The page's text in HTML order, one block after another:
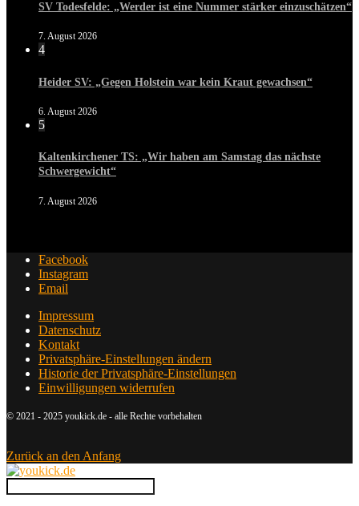
SV Todesfelde: „Werder ist eine Nummer stärker einzuschätzen“
7. August 2026
4
Heider SV: „Gegen Holstein war kein Kraut gewachsen“
6. August 2026
5
Kaltenkirchener TS: „Wir haben am Samstag das nächste
Schwergewicht“
7. August 2026
Facebook
Instagram
Email
Impressum
Datenschutz
Kontakt
Privatsphäre-Einstellungen ändern
Historie der Privatsphäre-Einstellungen
Einwilligungen widerrufen
© 2021 - 2025 youkick.de - alle Rechte vorbehalten
Zurück an den Anfang